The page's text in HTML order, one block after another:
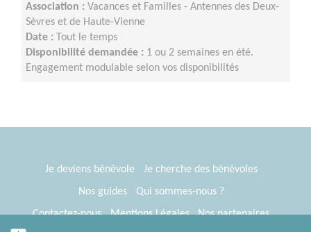
Association : Vacances et Familles - Antennes des Deux-
Sèvres et de Haute-Vienne
Date : Tout le temps
Disponibilité demandée : 1 ou 2 semaines en été.
Engagement modulable selon vos disponibilités
Je deviens bénévole
Je cherche des bénévoles
Nos guides
Qui sommes-nous ?
Contactez-nous
Mentions Légales
Nos partenaires